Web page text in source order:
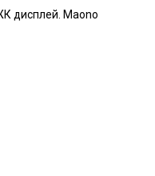
дисплей. Maono